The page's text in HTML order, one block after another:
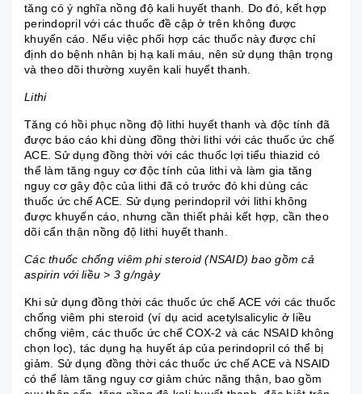
tăng có ý nghĩa nồng độ kali huyết thanh. Do đó, kết hợp
perindopril với các thuốc đề cập ở trên không được
khuyến cáo. Nếu việc phối hợp các thuốc này được chỉ
định do bệnh nhân bị hạ kali máu, nên sử dụng thận trọng
và theo dõi thường xuyên kali huyết thanh.
Lithi
Tăng có hồi phục nồng độ lithi huyết thanh và độc tính đã
được báo cáo khi dùng đồng thời lithi với các thuốc ức chế
ACE. Sử dụng đồng thời với các thuốc lợi tiểu thiazid có
thể làm tăng nguy cơ độc tính của lithi và làm gia tăng
nguy cơ gây độc của lithi đã có trước đó khi dùng các
thuốc ức chế ACE. Sử dụng perindopril với lithi không
được khuyến cáo, nhưng cần thiết phải kết hợp, cần theo
dõi cẩn thận nồng độ lithi huyết thanh.
Các thuốc chống viêm phi steroid (NSAID) bao gồm cả
aspirin với liều > 3 g/ngày
Khi sử dụng đồng thời các thuốc ức chế ACE với các thuốc
chống viêm phi steroid (ví dụ acid acetylsalicylic ở liều
chống viêm, các thuốc ức chế COX-2 và các NSAID không
chọn lọc), tác dụng hạ huyết áp của perindopril có thể bị
giảm. Sử dụng đồng thời các thuốc ức chế ACE và NSAID
có thể làm tăng nguy cơ giảm chức năng thận, bao gồm